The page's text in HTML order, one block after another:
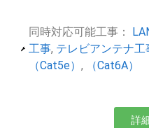
同時対応可能工事：
工事, テレビアンテナ工
（Cat5e）, （Cat6A）
詳